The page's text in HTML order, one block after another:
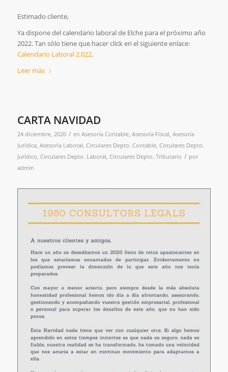
Estimado cliente,
Ya dispone del calendario laboral de Elche para el próximo año
2022. Tan sólo tiene que hacer click en el siguiente enlace:
Calendario Laboral 2.022.
Leer más
CARTA NAVIDAD
24 diciembre, 2020 / en Asesoría Contable, Asesoría Fiscal Asesoría
Jurídica, Asesoría Laboral Circulares Depto. Contable, Circulares Depto.
Jurídico Circulares Depto. Laboral Circulares Depto. Tributario / por
admin